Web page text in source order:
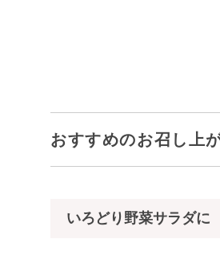
おすすめのお召し上
いろどり野菜サラダに